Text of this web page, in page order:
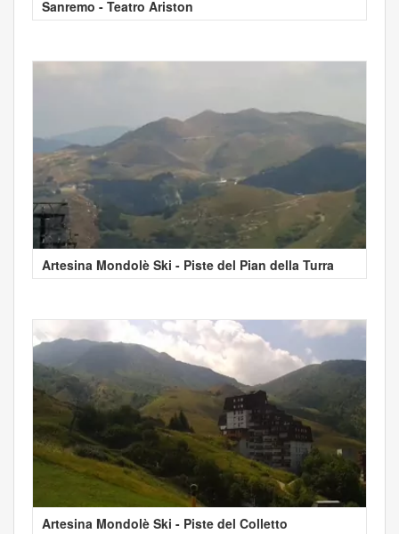
Sanremo - Teatro Ariston
Artesina Mondolè Ski - Piste del Pian della Turra
Artesina Mondolè Ski - Piste del Colletto